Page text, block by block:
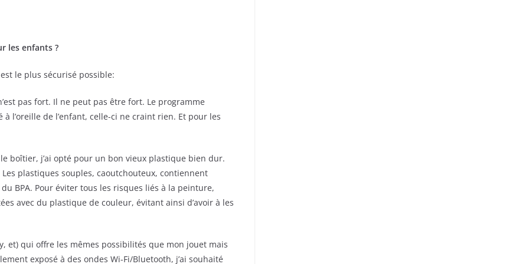
les enfants ?
le plus sécurisé possible:
pas fort. Il ne peut pas être fort. Le programme
l’oreille de l’enfant, celle-ci ne craint rien. Et pour les
boîtier, j’ai opté pour un bon vieux plastique bien dur.
plastiques souples, caoutchouteux, contiennent
BPA. Pour éviter tous les risques liés à la peinture,
avec du plastique de couleur, évitant ainsi d’avoir à les
et) qui offre les mêmes possibilités que mon jouet mais
exposé à des ondes Wi-Fi/Bluetooth, j’ai souhaité